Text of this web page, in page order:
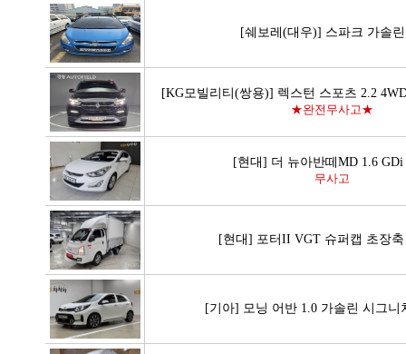
[쉐보레(대우)] 스파크 가솔
[KG모빌리티(쌍용)] 렉스턴 스포츠 2.2
★완전무사고★
[현대] 더 뉴아반떼MD 1.6 GDi
무사고
[현대] 포터II VGT 슈퍼캡 초장
[기아] 모닝 어반 1.0 가솔린 시그니